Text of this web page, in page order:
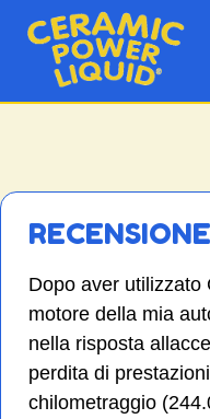
Dopo aver utilizzato
motore della mia
nella risposta
perdita di
chilometraggio